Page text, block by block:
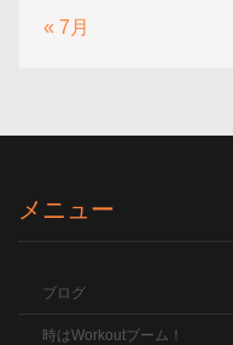
« 7月
メニュー
ブログ
時はWorkoutブーム！